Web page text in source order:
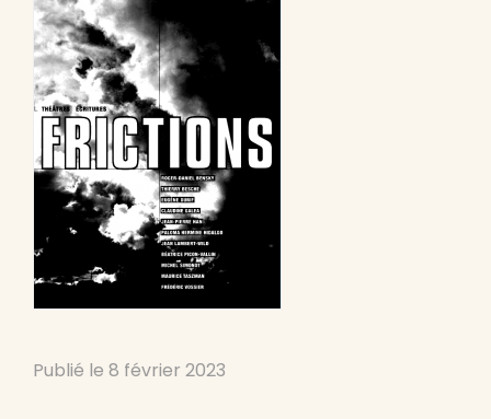
Publié le 8 février 2023